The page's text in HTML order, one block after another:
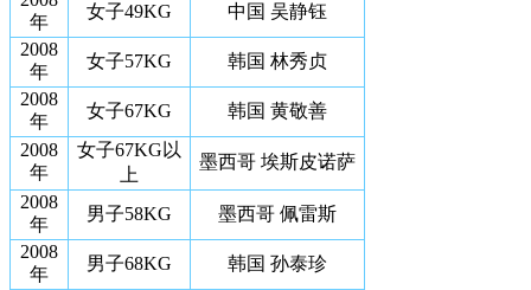
年
女子49KG
中国 吴静钰
2008
年
女子57KG
韩国 林秀贞
2008
年
女子67KG
韩国 黄敬善
2008
年
女子67KG以
上
墨西哥 埃斯皮诺萨
2008
年
男子58KG
墨西哥 佩雷斯
2008
年
男子68KG
韩国 孙泰珍